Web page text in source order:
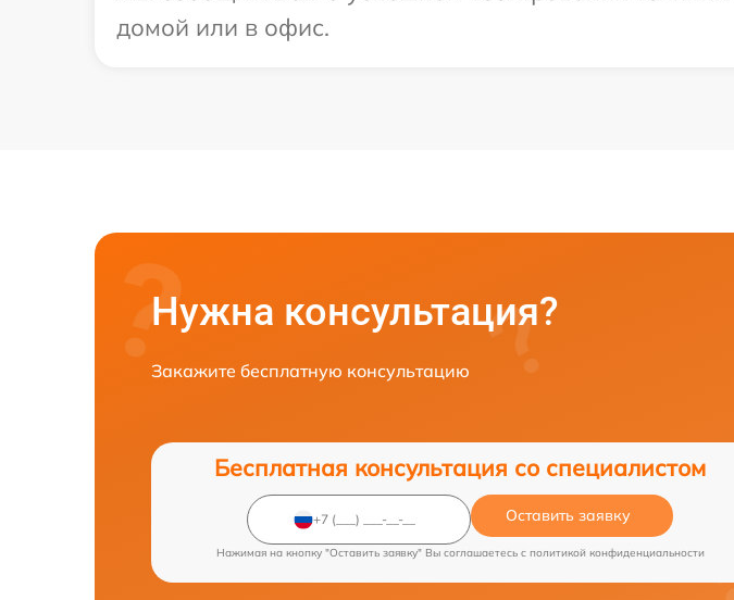
домой или в офис.
Нужна консультация?
Закажите бесплатную консультацию
Бесплатная консультация со специалистом
Оставить заявку
Нажимая на кнопку "Оставить заявку" Вы соглашаетесь c политикой конфиденциальности